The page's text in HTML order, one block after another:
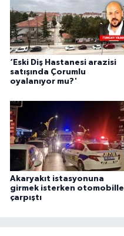
‘Eski Diş Hastanesi arazisi
satışında Çorumlu
oyalanıyor mu?'
Akaryakıt istasyonuna
girmek isterken otomobille
çarpıştı